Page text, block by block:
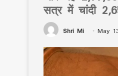
सत्र में चांदी
Shri Mi May